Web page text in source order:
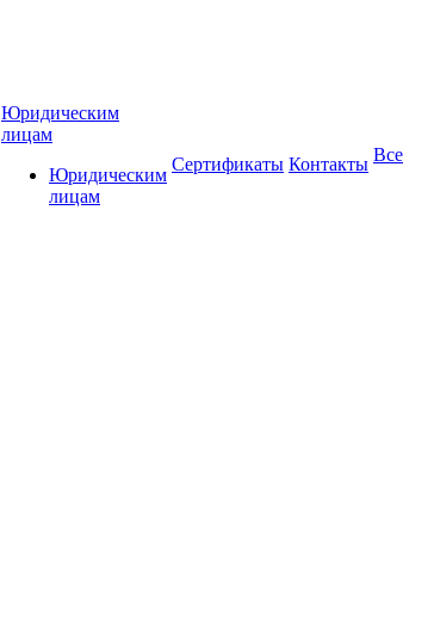
Юридическим
лицам
Юридическим
лицам
Сертификаты Контакты Все